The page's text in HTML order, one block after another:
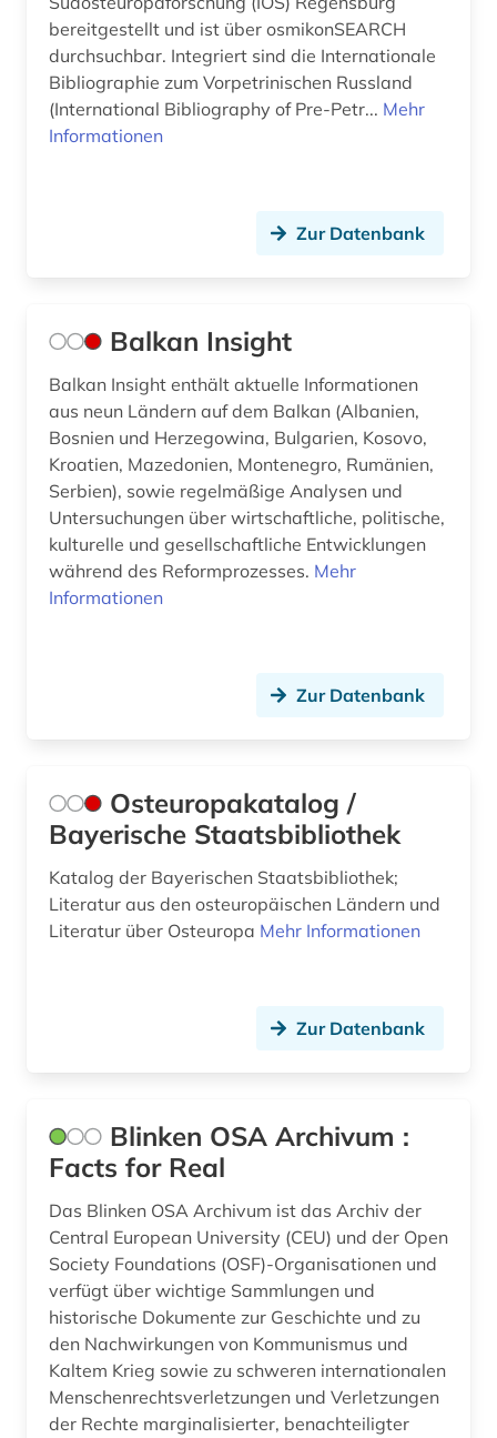
bereitgestellt und ist über osmikonSEARCH
durchsuchbar. Integriert sind die Internationale
Bibliographie zum Vorpetrinischen Russland
(International Bibliography of Pre-Petr... Mehr
Informationen
Zur Datenbank
Balkan Insight
Balkan Insight enthält aktuelle Informationen
aus neun Ländern auf dem Balkan (Albanien,
Bosnien und Herzegowina, Bulgarien, Kosovo,
Kroatien, Mazedonien, Montenegro, Rumänien,
Serbien), sowie regelmäßige Analysen und
Untersuchungen über wirtschaftliche, politische,
kulturelle und gesellschaftliche Entwicklungen
während des Reformprozesses. Mehr
Informationen
Zur Datenbank
Osteuropakatalog /
Bayerische Staatsbibliothek
Katalog der Bayerischen Staatsbibliothek;
Literatur aus den osteuropäischen Ländern und
Literatur über Osteuropa Mehr Informationen
Zur Datenbank
Blinken OSA Archivum :
Facts for Real
Das Blinken OSA Archivum ist das Archiv der
Central European University (CEU) und der Open
Society Foundations (OSF)-Organisationen und
verfügt über wichtige Sammlungen und
historische Dokumente zur Geschichte und zu
den Nachwirkungen von Kommunismus und
Kaltem Krieg sowie zu schweren internationalen
Menschenrechtsverletzungen und Verletzungen
der Rechte marginalisierter, benachteiligter